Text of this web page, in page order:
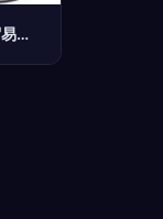
国务院宣布贸易反击 6月1日起对美光伏电池、贸易经纪等商品加征25%关税